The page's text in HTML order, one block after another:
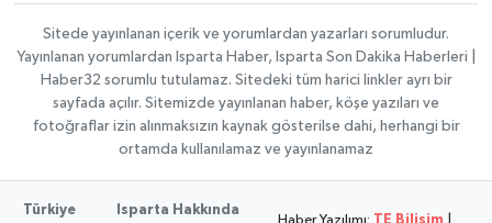
Sitede yayınlanan içerik ve yorumlardan yazarları sorumludur.
Yayınlanan yorumlardan Isparta Haber, Isparta Son Dakika Haberleri |
Haber32 sorumlu tutulamaz. Sitedeki tüm harici linkler ayrı bir
sayfada açılır. Sitemizde yayınlanan haber, köşe yazıları ve
fotoğraflar izin alınmaksızın kaynak gösterilse dahi, herhangi bir
ortamda kullanılamaz ve yayınlanamaz
Türkiye Isparta Hakkında
Haber Yazılımı: TE Bilişim